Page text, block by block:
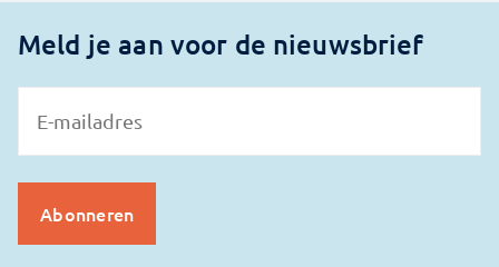
Meld je aan voor de nieuwsbrief